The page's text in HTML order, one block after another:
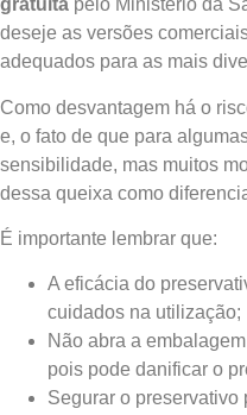
gratuita pelo Ministério da
deseje as versões
adequados para as mais
Como desvantagem há o
e, o fato de que para
sensibilidade, mas muitos
dessa queixa como
É importante lembrar que:
A eficácia do
cuidados na utilização;
Não abra a
pois pode danificar o
Segurar o preservativo